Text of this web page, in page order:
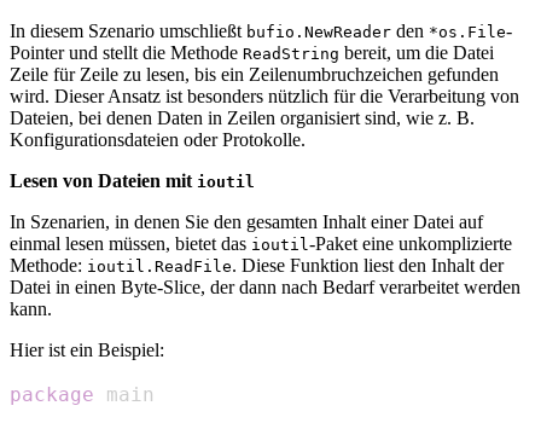
In diesem Szenario umschließt bufio.NewReader den *os.File-
Pointer und stellt die Methode ReadString bereit, um die Datei
Zeile für Zeile zu lesen, bis ein Zeilenumbruchzeichen gefunden
wird. Dieser Ansatz ist besonders nützlich für die Verarbeitung von
Dateien, bei denen Daten in Zeilen organisiert sind, wie z. B.
Konfigurationsdateien oder Protokolle.
Lesen von Dateien mit ioutil
In Szenarien, in denen Sie den gesamten Inhalt einer Datei auf
einmal lesen müssen, bietet das ioutil-Paket eine unkomplizierte
Methode: ioutil.ReadFile. Diese Funktion liest den Inhalt der
Datei in einen Byte-Slice, der dann nach Bedarf verarbeitet werden
kann.
Hier ist ein Beispiel:
package